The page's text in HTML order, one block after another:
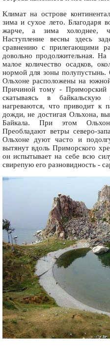
Климат на острове
зима и сухое лето. Благодаря
жарче, а зима холоднее,
Наступление весны здесь
сравнению с прилегающими
довольно продолжительная.
малое количество осадков,
нормой для зоны полупустынь.
Ольхоне расположены на
Причиной тому - Приморский
скатываясь в байкальскую
нагреваются, что приводит к
дожди, не достигая Ольхона,
Байкала. При этом
Преобладают ветры северо-
Ольхоне дуют часто и
вытянут вдоль Приморского
он испытывает на себе всю
свирепую его разновидность -